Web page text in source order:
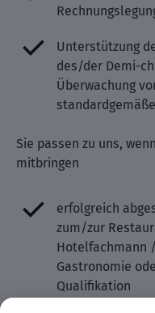
Unterstützung
des/der Demi-
Überwachung
Sie passen zu uns,
mitbringen
erfolgreich
zum/zur
Hotelfachmann
Gastronomie
Qualifikation